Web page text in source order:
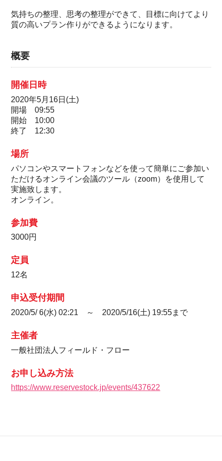
気持ちの整理、思考の整理ができて、目標に向けてより
質の高いプラン作りができるようになります。
概要
開催日時
2020年5月16日(土)
開場 09:55
開始 10:00
終了 12:30
場所
パソコンやスマートフォンなどを使って簡単にご参加い
ただけるオンライン会議のツール（zoom）を使用して
実施致します。
オンライン。
参加費
3000円
定員
12名
申込受付期間
2020/5/ 6(水) 02:21 ～ 2020/5/16(土) 19:55まで
主催者
一般社団法人フィールド・フロー
お申し込み方法
https://www.reservestock.jp/events/437622